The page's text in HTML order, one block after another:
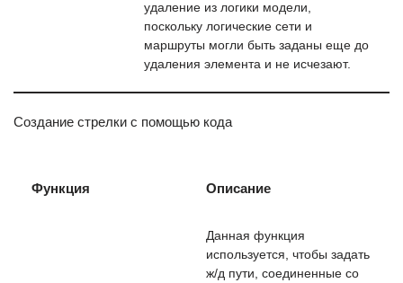
удаление из логики модели,
поскольку логические сети и
маршруты могли быть заданы еще до
удаления элемента и не исчезают.
Создание стрелки с помощью кода
Функция Описание
Данная функция
используется, чтобы задать
ж/д пути, соединенные со